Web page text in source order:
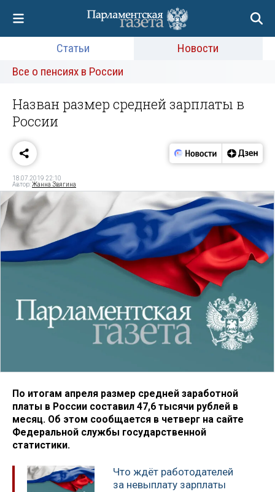
Статьи
Новости
Все о пенсиях в России
Назван размер средней зарплаты в
России
18.07.2019 22:10
Автор:Жанна Звягина
По итогам апреля размер средней заработной
платы в России составил 47,6 тысячи рублей в
месяц. Об этом сообщается в четверг на сайте
Федеральной службы государственной
статистики.
Что ждёт работодателей
за невыплату зарплаты